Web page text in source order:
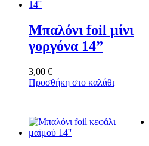
Μπαλόνι foil μίνι
γοργόνα 14”
3,00 €
Προσθήκη στο καλάθι